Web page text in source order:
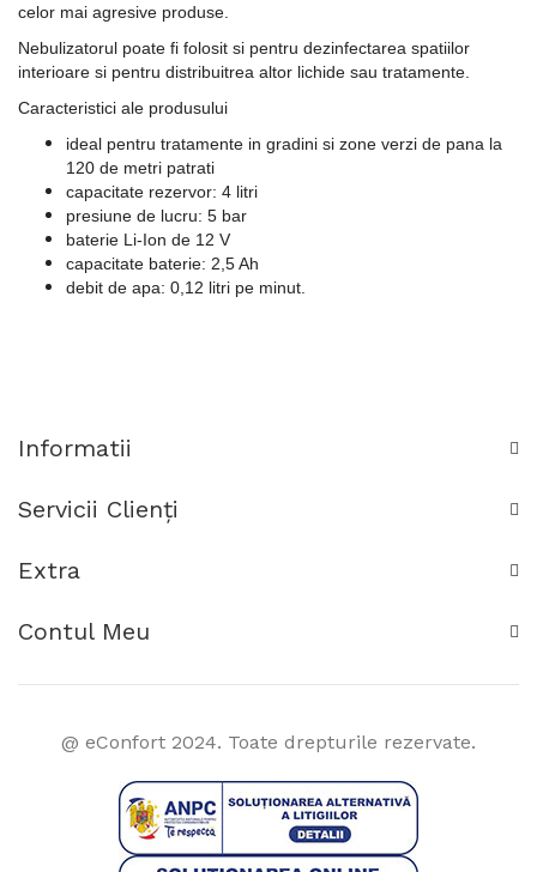
celor mai agresive produse.
Nebulizatorul poate fi folosit si pentru dezinfectarea spatiilor
interioare si pentru distribuitrea altor lichide sau tratamente.
Caracteristici ale produsului
ideal pentru tratamente in gradini si zone verzi de pana la
120 de metri patrati
capacitate rezervor: 4 litri
presiune de lucru: 5 bar
baterie Li-Ion de 12 V
capacitate baterie: 2,5 Ah
debit de apa: 0,12 litri pe minut.
Informatii
Servicii Clienţi
Extra
Contul Meu
@ eConfort 2024. Toate drepturile rezervate.